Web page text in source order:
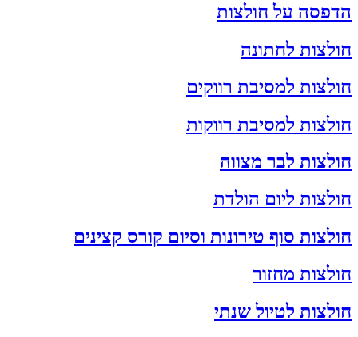
הדפסה על חולצות
חולצות לחתונה
חולצות למסיבת רווקים
חולצות למסיבת רווקות
חולצות לבר מצווה
חולצות ליום הולדת
חולצות סוף טירונות וסיום קורס קצינים
חולצות מחזור
חולצות לטיול שנתי